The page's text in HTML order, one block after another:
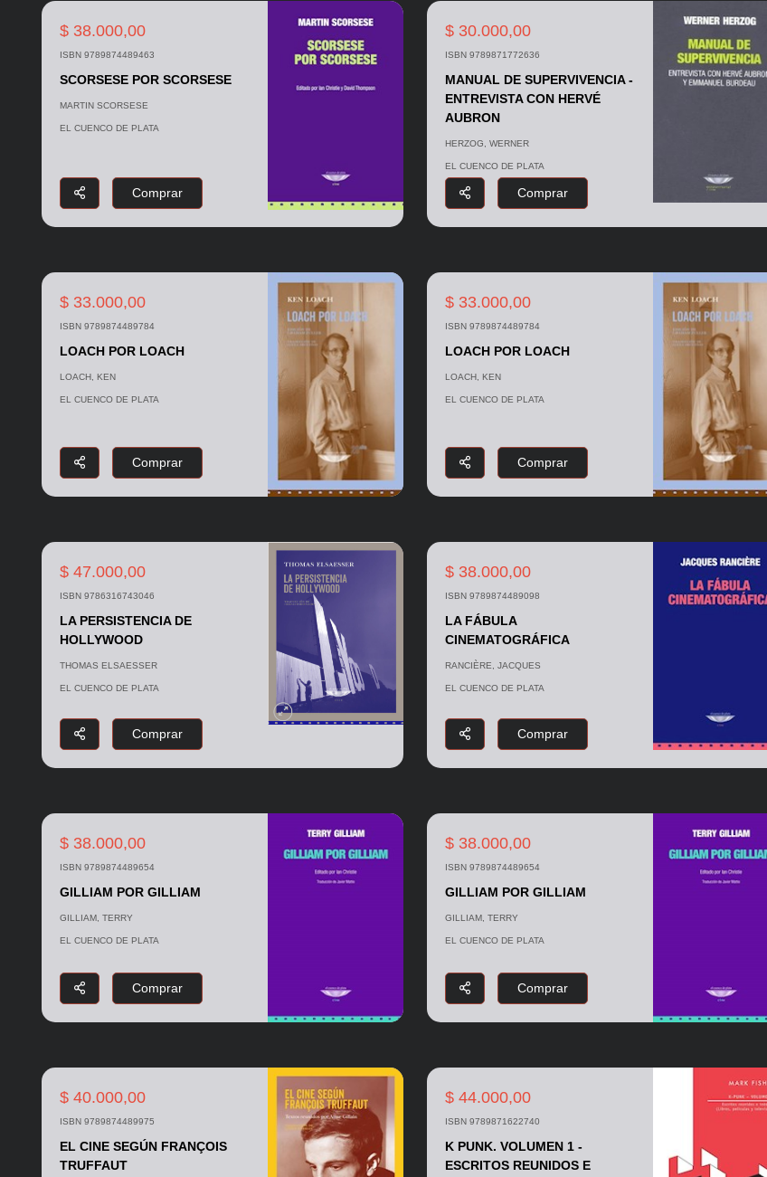
$ 38.000,00
ISBN 9789874489463
SCORSESE POR SCORSESE
MARTIN SCORSESE
EL CUENCO DE PLATA
Comprar
$ 30.000,00
ISBN 9789871772636
MANUAL DE SUPERVIVENCIA -
ENTREVISTA CON HERVÉ
AUBRON
HERZOG, WERNER
EL CUENCO DE PLATA
Comprar
$ 33.000,00
ISBN 9789874489784
LOACH POR LOACH
LOACH, KEN
EL CUENCO DE PLATA
Comprar
$ 33.000,00
ISBN 9789874489784
LOACH POR LOACH
LOACH, KEN
EL CUENCO DE PLATA
Comprar
$ 47.000,00
ISBN 9786316743046
LA PERSISTENCIA DE
HOLLYWOOD
THOMAS ELSAESSER
EL CUENCO DE PLATA
Comprar
$ 38.000,00
ISBN 9789874489098
LA FÁBULA
CINEMATOGRÁFICA
RANCIÈRE, JACQUES
EL CUENCO DE PLATA
Comprar
$ 38.000,00
ISBN 9789874489654
GILLIAM POR GILLIAM
GILLIAM, TERRY
EL CUENCO DE PLATA
Comprar
$ 38.000,00
ISBN 9789874489654
GILLIAM POR GILLIAM
GILLIAM, TERRY
EL CUENCO DE PLATA
Comprar
$ 40.000,00
ISBN 9789874489975
EL CINE SEGÚN FRANÇOIS
TRUFFAUT
$ 44.000,00
ISBN 9789871622740
K PUNK. VOLUMEN 1 -
ESCRITOS REUNIDOS E